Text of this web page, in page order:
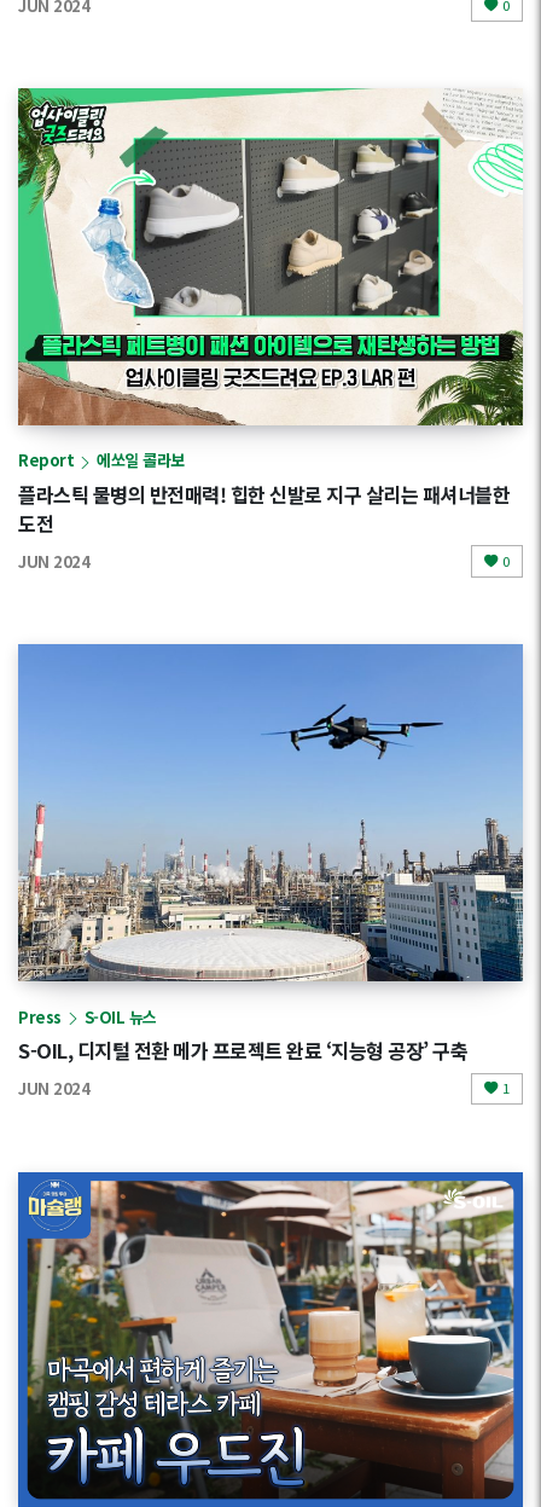
JUN 2024 0
Report 에쏘일 콜라보
플라스틱 물병의 반전매력! 힙한 신발로 지구 살리는 패셔너블한
도전
JUN 2024 0
Press S-OIL 뉴스
S-OIL, 디지털 전환 메가 프로젝트 완료 ‘지능형 공장’ 구축
JUN 2024 1